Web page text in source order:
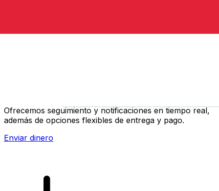
Ofrecemos seguimiento y notificaciones en tiempo real,
además de opciones flexibles de entrega y pago.
Enviar dinero